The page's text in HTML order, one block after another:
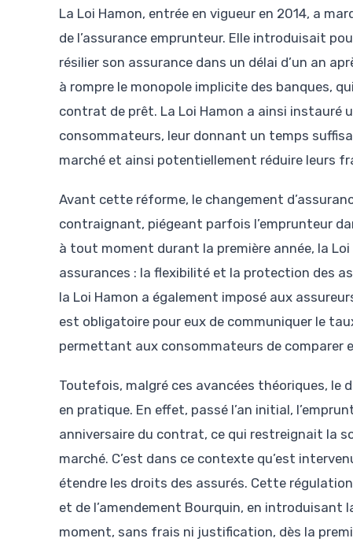
La Loi Hamon, entrée en vigueur en 2014, a
de l’assurance emprunteur. Elle introduisait
résilier son assurance dans un délai d’un an
à rompre le monopole implicite des banques,
contrat de prêt. La Loi Hamon a ainsi instauré
consommateurs, leur donnant un temps
marché et ainsi potentiellement réduire leurs
Avant cette réforme, le changement
contraignant, piégeant parfois l’emprunteur
à tout moment durant la première année, la
assurances : la flexibilité et la protection des
la Loi Hamon a également imposé aux
est obligatoire pour eux de communiquer le
permettant aux consommateurs de comparer
Toutefois, malgré ces avancées théoriques, le
en pratique. En effet, passé l’an initial,
anniversaire du contrat, ce qui restreignait la
marché. C’est dans ce contexte qu’est
étendre les droits des assurés. Cette
et de l’amendement Bourquin, en
moment, sans frais ni justification, dès la